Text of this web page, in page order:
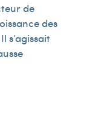
de
des
s’agissait